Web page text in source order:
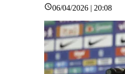
06/04/2026 | 20:08